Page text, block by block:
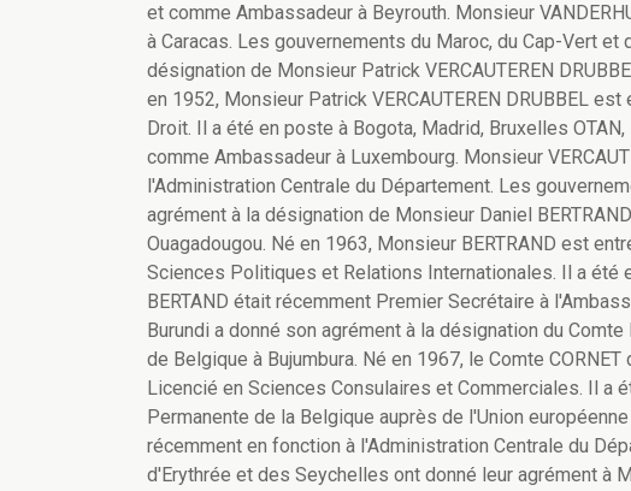
et comme Ambassadeur à Beyrouth. Monsieur
à Caracas. Les gouvernements du Maroc, du Cap-Vert
désignation de Monsieur Patrick VERCAUTEREN
en 1952, Monsieur Patrick VERCAUTEREN DRUBBEL
Droit. Il a été en poste à Bogota, Madrid, Bruxelles
comme Ambassadeur à Luxembourg. Monsieur
l'Administration Centrale du Département. Les
agrément à la désignation de Monsieur Daniel
Ouagadougou. Né en 1963, Monsieur BERTRAND est
Sciences Politiques et Relations Internationales. Il a été
BERTAND était récemment Premier Secrétaire à
Burundi a donné son agrément à la désignation du
de Belgique à Bujumbura. Né en 1967, le Comte
Licencié en Sciences Consulaires et Commerciales. Il a
Permanente de la Belgique auprès de l'Union
récemment en fonction à l'Administration Centrale du
d'Erythrée et des Seychelles ont donné leur agrément à